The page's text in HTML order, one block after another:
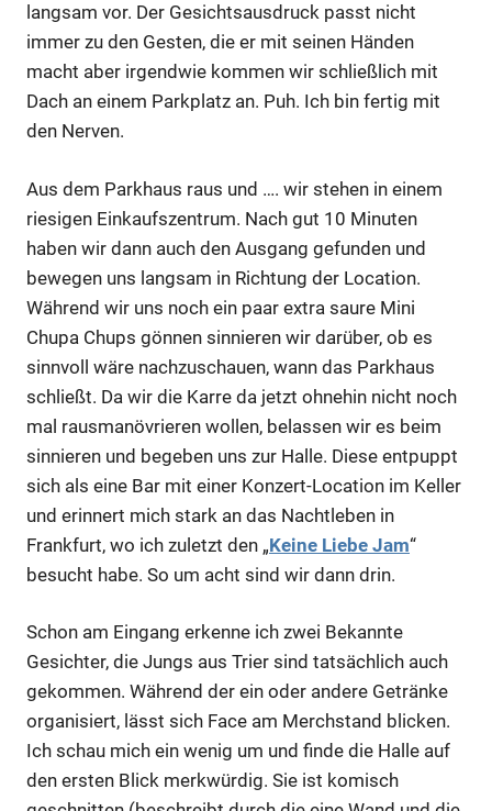
langsam vor. Der Gesichtsausdruck passt nicht
immer zu den Gesten, die er mit seinen Händen
macht aber irgendwie kommen wir schließlich mit
Dach an einem Parkplatz an. Puh. Ich bin fertig mit
den Nerven.
Aus dem Parkhaus raus und …. wir stehen in einem
riesigen Einkaufszentrum. Nach gut 10 Minuten
haben wir dann auch den Ausgang gefunden und
bewegen uns langsam in Richtung der Location.
Während wir uns noch ein paar extra saure Mini
Chupa Chups gönnen sinnieren wir darüber, ob es
sinnvoll wäre nachzuschauen, wann das Parkhaus
schließt. Da wir die Karre da jetzt ohnehin nicht noch
mal rausmanövrieren wollen, belassen wir es beim
sinnieren und begeben uns zur Halle. Diese entpuppt
sich als eine Bar mit einer Konzert-Location im Keller
und erinnert mich stark an das Nachtleben in
Frankfurt, wo ich zuletzt den „Keine Liebe Jam“
besucht habe. So um acht sind wir dann drin.
Schon am Eingang erkenne ich zwei Bekannte
Gesichter, die Jungs aus Trier sind tatsächlich auch
gekommen. Während der ein oder andere Getränke
organisiert, lässt sich Face am Merchstand blicken.
Ich schau mich ein wenig um und finde die Halle auf
den ersten Blick merkwürdig. Sie ist komisch